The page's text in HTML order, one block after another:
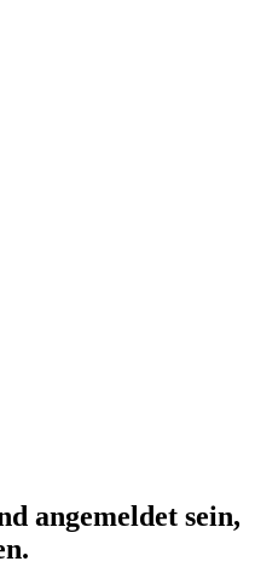
angemeldet sein,